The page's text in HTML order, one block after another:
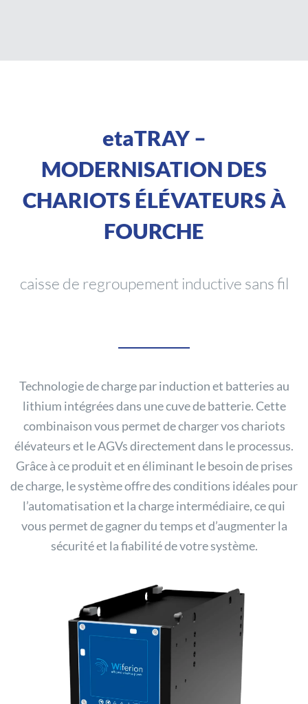
etaTRAY –
MODERNISATION DES
CHARIOTS ÉLÉVATEURS À
FOURCHE
caisse de regroupement inductive sans fil
Technologie de charge par induction et batteries au
lithium intégrées dans une cuve de batterie. Cette
combinaison vous permet de charger vos chariots
élévateurs et le AGVs directement dans le processus.
Grâce à ce produit et en éliminant le besoin de prises
de charge, le système offre des conditions idéales pour
l’automatisation et la charge intermédiaire, ce qui
vous permet de gagner du temps et d’augmenter la
sécurité et la fiabilité de votre système.